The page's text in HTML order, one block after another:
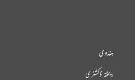
ہندوی
ریختہ ڈکشنری